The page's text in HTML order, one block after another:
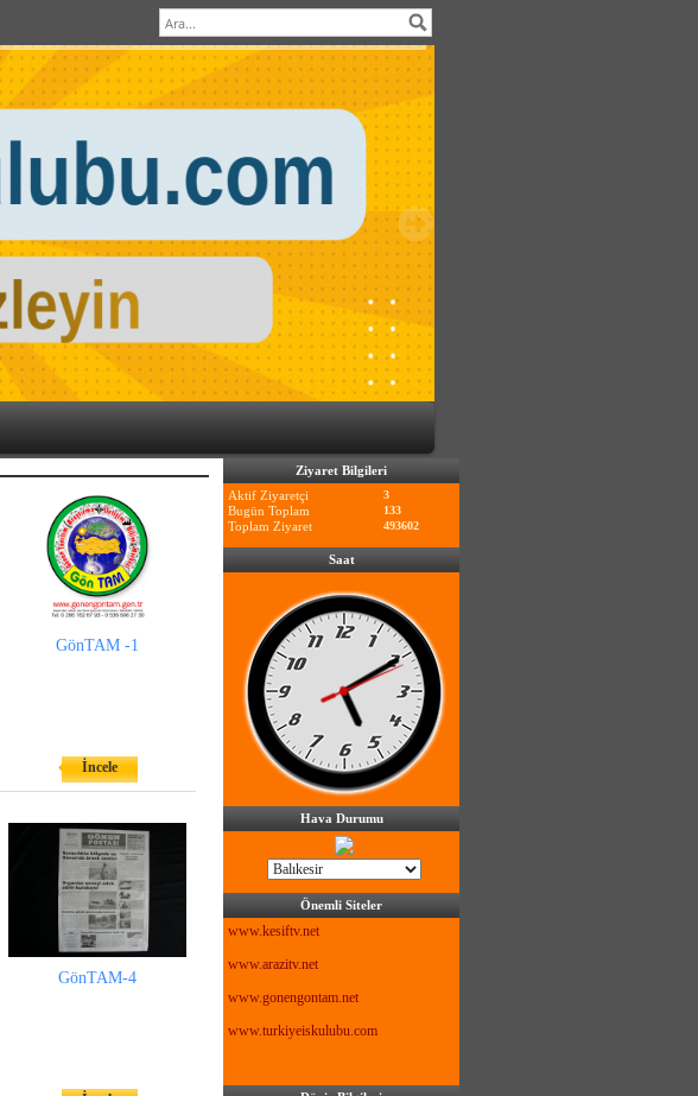
GönTAM -1
İncele
GönTAM-4
Ziyaret Bilgileri
Aktif Ziyaretçi
3
Bugün Toplam 133
Toplam Ziyaret 493602
Saat
Hava Durumu
Önemli Siteler
www.kesiftv.net
www.arazitv.net
www.gonengontam.net
www.turkiyeiskulubu.com